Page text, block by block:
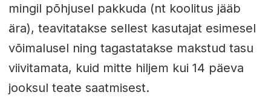
mingil põhjusel pakkuda (nt koolitus jääb
ära), teavitatakse sellest kasutajat esimesel
võimalusel ning tagastatakse makstud tasu
viivitamata, kuid mitte hiljem kui 14 päeva
jooksul teate saatmisest.